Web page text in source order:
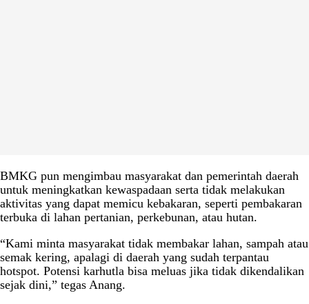
BMKG pun mengimbau masyarakat dan pemerintah daerah
untuk meningkatkan kewaspadaan serta tidak melakukan
aktivitas yang dapat memicu kebakaran, seperti pembakaran
terbuka di lahan pertanian, perkebunan, atau hutan.
“Kami minta masyarakat tidak membakar lahan, sampah atau
semak kering, apalagi di daerah yang sudah terpantau
hotspot. Potensi karhutla bisa meluas jika tidak dikendalikan
sejak dini,” tegas Anang.